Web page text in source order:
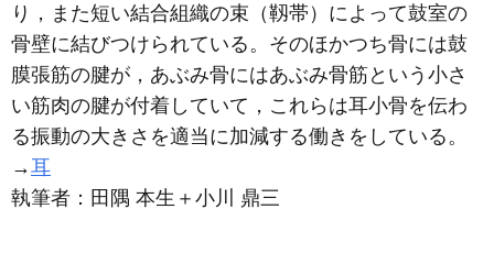
り，また短い結合組織の束（靱帯）によって鼓室の
骨壁に結びつけられている。そのほかつち骨には鼓
膜張筋の腱が，あぶみ骨にはあぶみ骨筋という小さ
い筋肉の腱が付着していて，これらは耳小骨を伝わ
る振動の大きさを適当に加減する働きをしている。
→耳
執筆者： 田隅 本生＋小川 鼎三